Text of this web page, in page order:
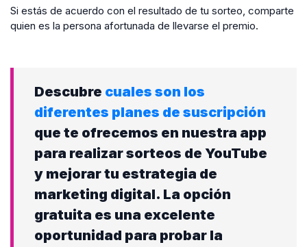
Si estás de acuerdo con el resultado de tu sorteo, comparte
quien es la persona afortunada de llevarse el premio.
Descubre cuales son los
diferentes planes de suscripción
que te ofrecemos en nuestra app
para realizar sorteos de YouTube
y mejorar tu estrategia de
marketing digital. La opción
gratuita es una excelente
oportunidad para probar la